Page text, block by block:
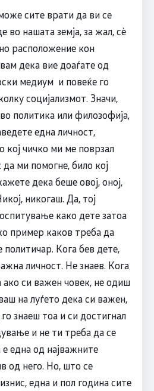
сите врати да ви се
во нашата земја, за жал, сè
расположение кон
дека вие доаѓате од
медиум и повеќе го
социјализмот. Значи,
политика или филозофија,
една личност,
кој чичко ми ме поврзал
ми помогне, било кој
дека беше овој, оној,
никогаш. Да, тој
како дете затоа
пример каков треба да
политичар. Кога бев дете,
личност. Не знаев. Кога
ако си важен човек, не одиш
на луѓето дека си важен,
знаеш тоа и си достигнал
и не ти треба да се
една од најважните
од него. Но, што се
една и пол година сите